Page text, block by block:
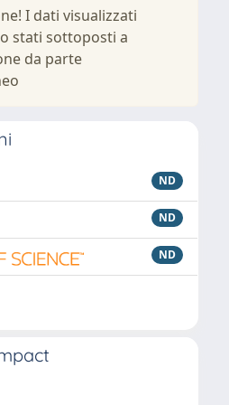
I dati visualizzati
stati sottoposti a
da parte
ND
ND
ND